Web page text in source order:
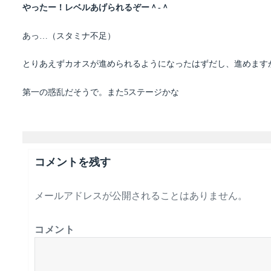
やったー！レベルあげられるぞー＾-＾
あっ…（スタミナ不足）
とりあえずカオスが進められるようになったはずだし、進めます
第一の惑乱だそうで。また5ステージかな
コメントを残す
メールアドレスが公開されることはありません。
コメント